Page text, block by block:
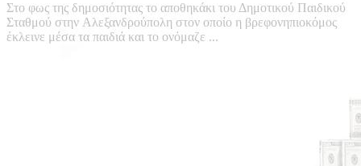
Στο φως της δημοσιότητας το αποθηκάκι του Δημοτικού Παιδικού
Σταθμού στην Αλεξανδρούπολη στον οποίο η βρεφονηπιοκόμος
έκλεινε μέσα τα παιδιά και το ονόμαζε ...